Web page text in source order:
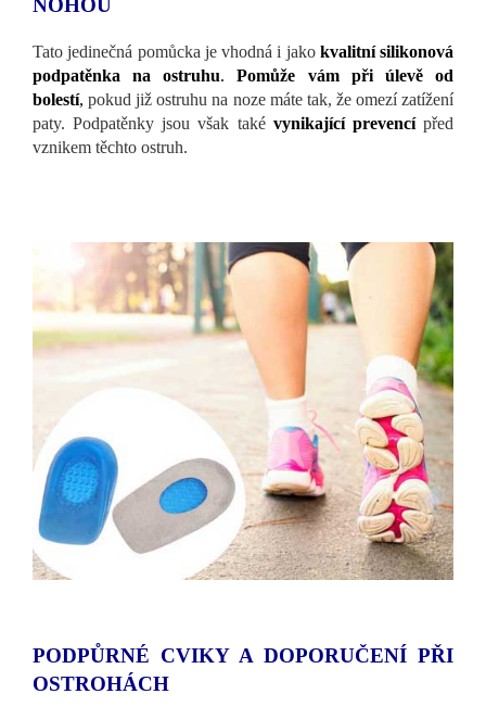
NOHOU
Tato jedinečná pomůcka je vhodná i jako kvalitní silikonová
podpatěnka na ostruhu.Pomůže vám při úlevě od
bolestí, pokud již ostruhu na noze máte tak, že omezí zatížení
paty. Podpatěnky jsou však také vynikající prevencí před
vznikem těchto ostruh.
PODPŮRNÉ CVIKY A DOPORUČENÍ PŘI
OSTROHÁCH